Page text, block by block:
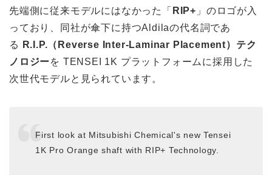
先端側に従来モデルにはなかった「 RIP+ 」のロゴが入
っており、同社が傘下に持つAldilaの代名詞であ
る
R.I.P.（Reverse Inter-Laminar Placement）テク
ノロジーを TENSEI 1K プラットフォームに採用した
次世代モデルと見られています。
First look at Mitsubishi Chemical's new Tensei
1K Pro Orange shaft with RIP+ Technology.